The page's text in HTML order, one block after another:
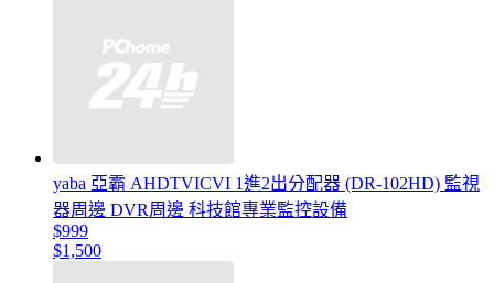
yaba 亞霸 AHDTVICVI 1進2出分配器 (DR-102HD) 監視
器周邊 DVR周邊 科技館專業監控設備
$999
$1,500